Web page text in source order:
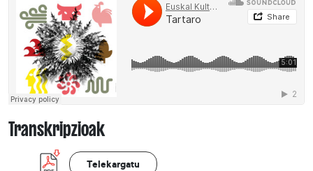
Transkripzioak
Telekargatu